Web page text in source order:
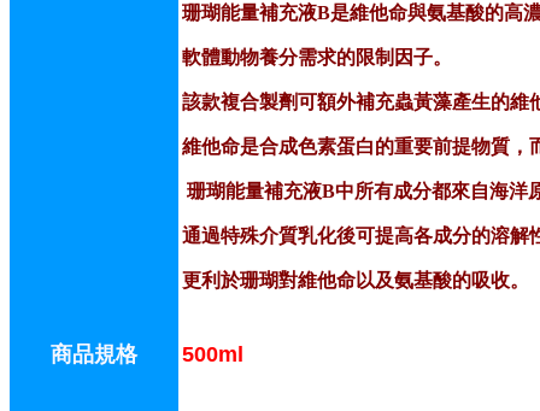
珊瑚能量補充液B是維他命與氨基酸的高
軟體動物養分需求的限制因子。
該款複合製劑可額外補充蟲黃藻產生的
維他命是合成色素蛋白的重要前提物質，
珊瑚能量補充液B中所有成分都來自海洋
通過特殊介質乳化後可提高各成分的溶解
更利於珊瑚對維他命以及氨基酸的吸收。
商品規格 500ml